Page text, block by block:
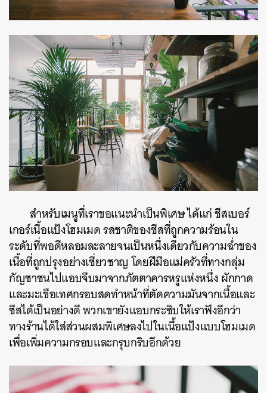
สำหรับเมนูที่เราขอแนะนำเป็นพิเศษ ได้แก่ ชีสเบอร์
เกอร์เนื้อแป้งโฮมเมด รสชาติของชีสที่ถูกความร้อนใน
ระดับที่พอดีหลอมละลายจนเป็นหนึ่งเดียวกับความฉ่ำของ
เนื้อที่ถูกปรุงอย่างเชี่ยวชาญ โดยฝีมือแม่ครัวที่ทางกลุ่ม
กัญชาชนไปแอบจีบมาจากภัตตาคารหรูแห่งหนึ่ง ผักกาด
และมะเขือเทศกรอบสดทำหน้าที่ตัดความมันจากเนื้อและ
ชีสได้เป็นอย่างดี พวกเขายังแอบกระซิบให้เราฟังอีกว่า
ทางร้านได้ใส่ส่วนผสมพิเศษลงไปในเนื้อแป้งแบบโฮมเมด
เพื่อเพิ่มความกรอบและกรุบกริบอีกด้วย